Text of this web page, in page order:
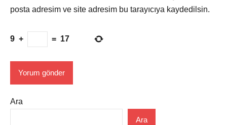
posta adresim ve site adresim bu tarayıcıya kaydedilsin.
9 + = 17
Ara
Ara